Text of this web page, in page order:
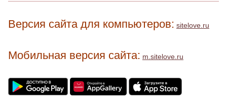
Версия сайта для компьютеров: sitelove.ru
Мобильная версия сайта: m.sitelove.ru